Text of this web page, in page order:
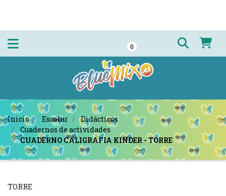
0
Inicio Escolar
Didácticos
Cuadernos de actividades
CUADERNO CALIGRAFIA KINDER - TORRE
TORRE